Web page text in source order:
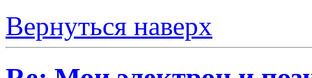
Вернуться наверх